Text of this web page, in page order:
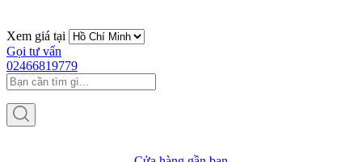
Xem giá tại
Gọi tư vấn
02466819779